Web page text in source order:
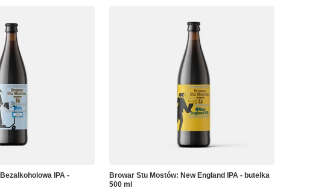
IPA -
Browar Stu Mostów: New England IPA - butelka
500 ml